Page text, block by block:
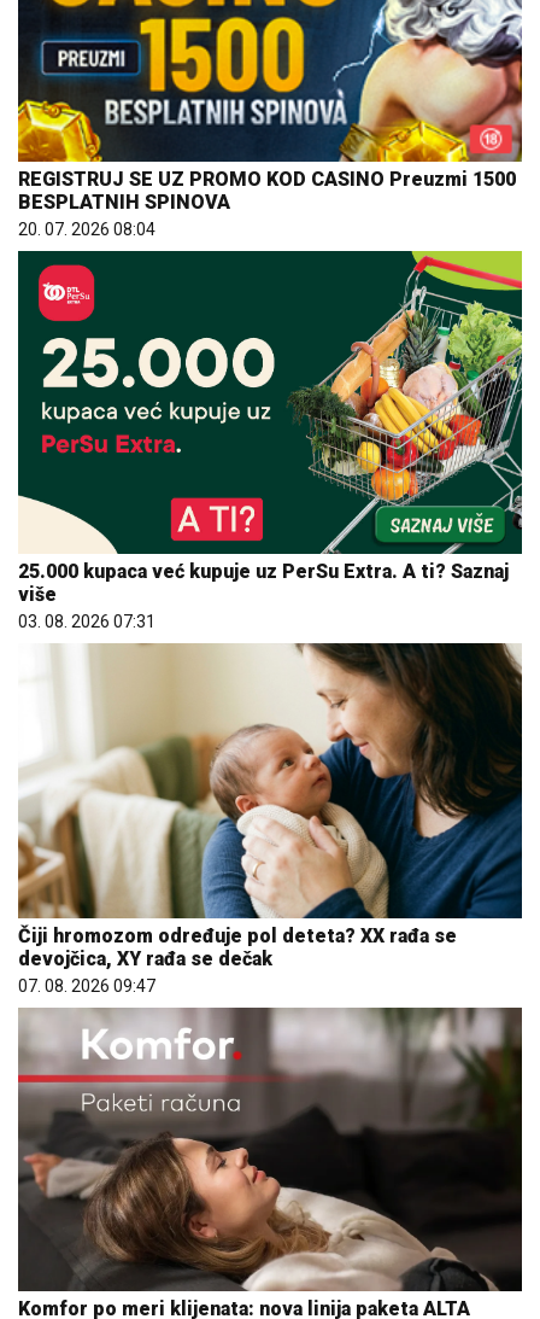
REGISTRUJ SE UZ PROMO KOD CASINO Preuzmi 1500
BESPLATNIH SPINOVA
20. 07. 2026 08:04
25.000 kupaca već kupuje uz PerSu Extra. A ti? Saznaj
više
03. 08. 2026 07:31
Čiji hromozom određuje pol deteta? XX rađa se
devojčica, XY rađa se dečak
07. 08. 2026 09:47
Komfor po meri klijenata: nova linija paketa ALTA